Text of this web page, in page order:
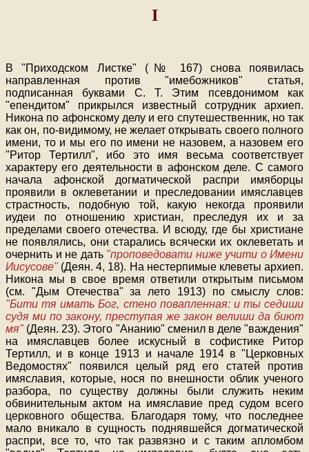
I
В "Приходском Листке" (№ 167) снова появилась
направленная против "имебожников" статья,
подписанная буквами С. Т. Этим псевдонимом как
"епендитом" прикрылся известный сотрудник архиеп.
Никона по афонскому делу и его спутешественник, но так
как он, по-видимому, не желает открывать своего полного
имени, то и мы его по имени не назовем, а назовем его
"Ритор Тертилл", ибо это имя весьма соответствует
характеру его деятельности в афонском деле. С самого
начала афонской догматической распри имяборцы
проявили в оклеветании и преследовании имяславцев
страстность, подобную той, какую некогда проявили
иудеи по отношению христиан, преследуя их и за
пределами своего отечества. И всюду, где бы христиане
не появлялись, они старались всячески их оклеветать и
очернить и не дать "проповедовати ниже учити о Имени
Иисусове"(Деян. 4, 18). На нестерпимые клеветы архиеп.
Никона мы в свое время ответили открытым письмом
(см. "Дым Отечества" за лето 1913) по смыслу слов:
"Бити тя имать Бог, стено повапленная: и ты седиши
судя ми по закону, преступая же закон велиши да биют
мя"(Деян. 23). Этого "Ананию" сменил в деле "важдения"
на имяславцев более искусный в софистике Ритор
Тертилл, и в конце 1913 и начале 1914 в "Церковных
Ведомостях" появился целый ряд его статей против
имяславия, которые, нося по внешности облик ученого
разбора, по существу должны были служить неким
обвинительным актом на имяславие пред судом всего
церковного общества. Благодаря тому, что последнее
мало вникало в сущность поднявшейся догматической
распри, все то, что так развязно и с таким апломбом